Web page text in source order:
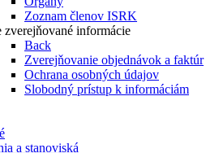
Zoznam členov ISRK
zverejňované informácie
Back
Zverejňovanie objednávok a faktúr
Ochrana osobných údajov
Slobodný prístup k informáciám
a stanoviská